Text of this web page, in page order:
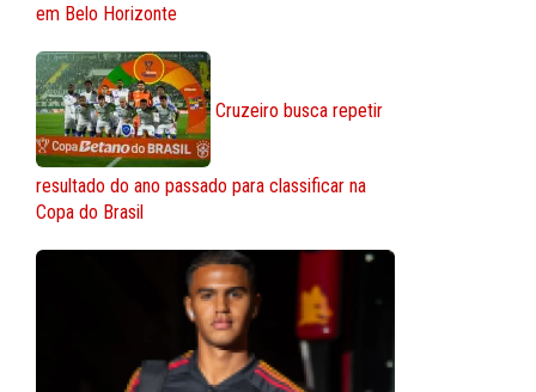
em Belo Horizonte
Cruzeiro busca repetir
resultado do ano passado para classificar na
Copa do Brasil